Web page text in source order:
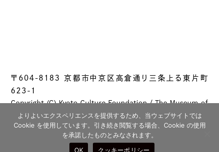
よりよいエクスペリエンスを提供するため、当ウェブサイトでは
Cookie を使用しています。引き続き閲覧する場合、Cookie の使用
を承諾したものとみなされます。
OK
クッキーポリシー
〒604-8183 京都市中京区高倉通り三条上る東片町
623-1
Copyright (C) Kyoto Culture Foundation / The Museum of
Kyoto All rights reserved.